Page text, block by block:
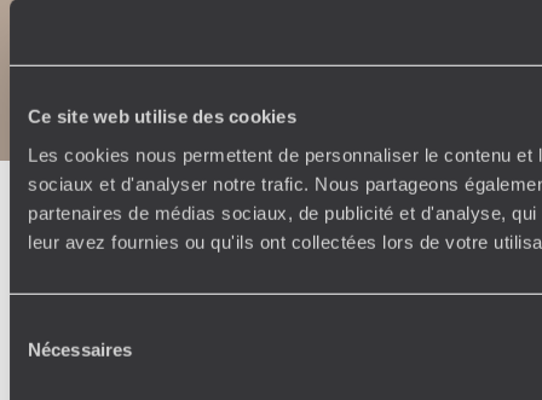
Ce site web utilise des cookies
Les cookies nous permettent de personnaliser le contenu
sociaux et d'analyser notre trafic. Nous partageons
partenaires de médias sociaux, de publicité et d'analyse,
leur avez fournies ou qu'ils ont collectées lors de votre
Nécessaires
CopyrightsPlan du site
Notice légale et CGU